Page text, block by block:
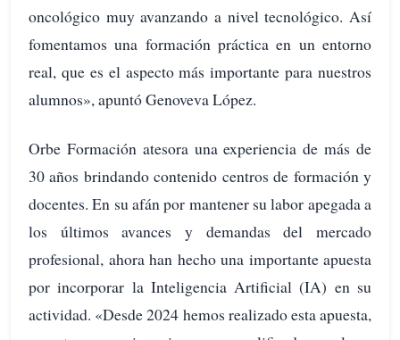
oncológico muy avanzando a nivel tecnológico. Así
fomentamos una formación práctica en un entorno
real, que es el aspecto más importante para nuestros
alumnos», apuntó Genoveva López.
Orbe Formación atesora una experiencia de más de
30 años brindando contenido centros de formación y
docentes. En su afán por mantener su labor apegada a
los últimos avances y demandas del mercado
profesional, ahora han hecho una importante apuesta
por incorporar la Inteligencia Artificial (IA) en su
actividad. «Desde 2024 hemos realizado esta apuesta,